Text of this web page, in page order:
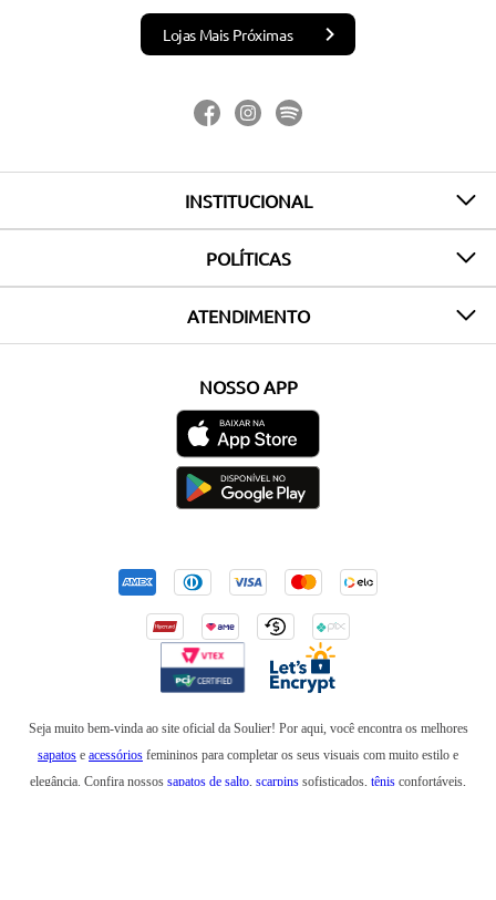
Lojas Mais Próximas
INSTITUCIONAL
POLÍTICAS
ATENDIMENTO
NOSSO APP
Seja muito bem-vinda ao site oficial da Soulier! Por aqui, você encontra os melhores
sapatos e acessórios femininos para completar os seus visuais com muito estilo e
elegância. Confira nossos sapatos de salto, scarpins sofisticados, tênis confortáveis,